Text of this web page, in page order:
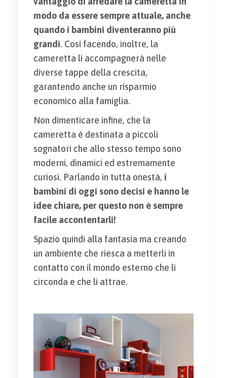
modo da essere sempre attuale, anche
quando i bambini diventeranno più
grandi. Così facendo, inoltre, la
cameretta li accompagnerà nelle
diverse tappe della crescita,
garantendo anche un risparmio
economico alla famiglia.
Non dimenticare infine, che la
cameretta è destinata a piccoli
sognatori che allo stesso tempo sono
moderni, dinamici ed estremamente
curiosi. Parlando in tutta onestà, i
bambini di oggi sono decisi e hanno le
idee chiare, per questo non è sempre
facile accontentarli!
Spazio quindi alla fantasia ma creando
un ambiente che riesca a metterli in
contatto con il mondo esterno che li
circonda e che li attrae.